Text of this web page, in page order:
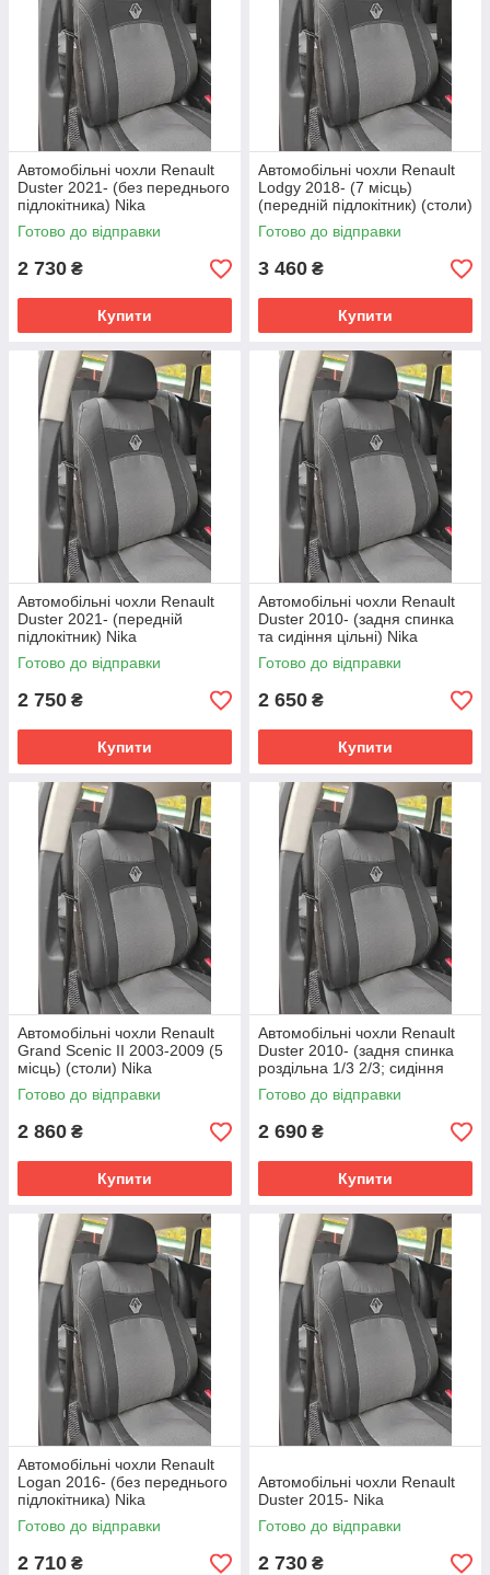
Автомобільні чохли Renault
Duster 2021- (без переднього
підлокітника) Nika
Готово до відправки
2 730 ₴
Купити
Автомобільні чохли Renault
Lodgy 2018- (7 місць)
(передній підлокітник) (столи)
Nika
Готово до відправки
3 460 ₴
Купити
Автомобільні чохли Renault
Duster 2021- (передній
підлокітник) Nika
Готово до відправки
2 750 ₴
Купити
Автомобільні чохли Renault
Duster 2010- (задня спинка
та сидіння цільні) Nika
Готово до відправки
2 650 ₴
Купити
Автомобільні чохли Renault
Grand Scenic II 2003-2009 (5
місць) (столи) Nika
Готово до відправки
2 860 ₴
Купити
Автомобільні чохли Renault
Duster 2010- (задня спинка
роздільна 1/3 2/3; сидіння
цільне) Nika
Готово до відправки
2 690 ₴
Купити
Автомобільні чохли Renault
Logan 2016- (без переднього
підлокітника) Nika
Готово до відправки
2 710 ₴
Автомобільні чохли Renault
Duster 2015- Nika
Готово до відправки
2 730 ₴